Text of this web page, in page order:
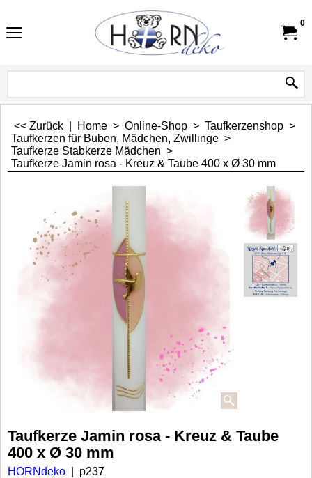
0
<< Zurück Home > Online-Shop > Taufkerzenshop >
Taufkerzen für Buben, Mädchen, Zwillinge >
Taufkerze Stabkerze Mädchen >
Taufkerze Jamin rosa - Kreuz & Taube 400 x Ø 30 mm
Taufkerze Jamin rosa - Kreuz & Taube
400 x Ø 30 mm
HORNdeko p237